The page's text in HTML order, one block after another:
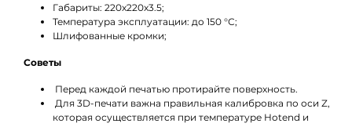
Габариты: 220x220x3.5;
Температура эксплуатации: до 150 °С;
Шлифованные кромки;
Советы
Перед каждой печатью протирайте поверхность.
Для 3D-печати важна правильная калибровка по оси Z,
которая осуществляется при температуре Hotend и